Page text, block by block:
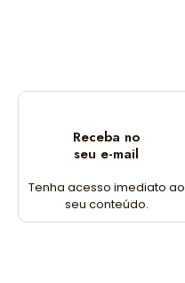
Receba no
seu e-mail
Tenha acesso imediato ao
seu conteúdo.